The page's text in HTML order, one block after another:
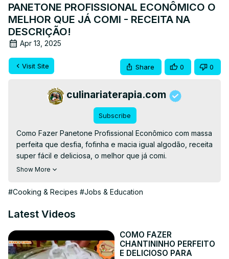
PANETONE PROFISSIONAL ECONÔMICO O
MELHOR QUE JÁ COMI - RECEITA NA
DESCRIÇÃO!
Apr 13, 2025
Visit Site Share 0 0
culinariaterapia.com
Subscribe
Como Fazer Panetone Profissional Econômico com massa
perfeita que desfia, fofinha e macia igual algodão, receita
super fácil e deliciosa, o melhor que já comi.
👉RECEITA ESCRITA👉
economico/
#panificação
Show More
#Cooking & Recipes #Jobs & Education
Latest Videos
COMO FAZER
CHANTININHO PERFEITO
E DELICIOSO PARA